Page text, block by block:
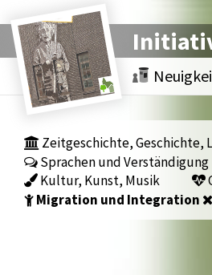
Zeitgeschichte, Geschichte,
Sprachen und Verständigung
Kultur, Kunst, Musik
Migration und Integration